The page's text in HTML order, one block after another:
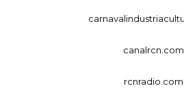
canalrcn.com
rcnradio.com